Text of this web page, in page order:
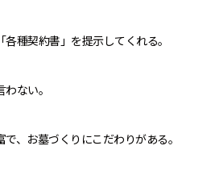
種契約書」を提示してくれる。
ない。
、お墓づくりにこだわりがある。